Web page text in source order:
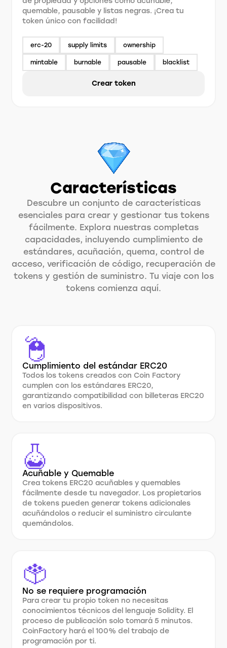
quemable, pausable y listas negras. ¡Crea tu
token único con facilidad!
erc-20 supply limits ownership
mintable burnable pausable blacklist
Crear token
Características
Descubre un conjunto de características
esenciales para crear y gestionar tus tokens
fácilmente. Explora nuestras completas
capacidades, incluyendo cumplimiento de
estándares, acuñación, quema, control de
acceso, verificación de código, recuperación de
tokens y gestión de suministro. Tu viaje con los
tokens comienza aquí.
Cumplimiento del estándar ERC20
Todos los tokens creados con Coin Factory
cumplen con los estándares ERC20,
garantizando compatibilidad con billeteras ERC20
en varios dispositivos.
Acuñable y Quemable
Crea tokens ERC20 acuñables y quemables
fácilmente desde tu navegador. Los propietarios
de tokens pueden generar tokens adicionales
acuñándolos o reducir el suministro circulante
quemándolos.
No se requiere programación
Para crear tu propio token no necesitas
conocimientos técnicos del lenguaje Solidity. El
proceso de publicación solo tomará 5 minutos.
CoinFactory hará el 100% del trabajo de
programación por ti.